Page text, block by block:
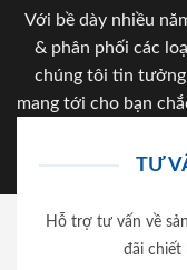
Với bề dày nhiều
& phân phối các
chúng tôi tin tưởng
mang tới cho bạn
TƯ
Hỗ trợ tư vấn về
đãi chiết